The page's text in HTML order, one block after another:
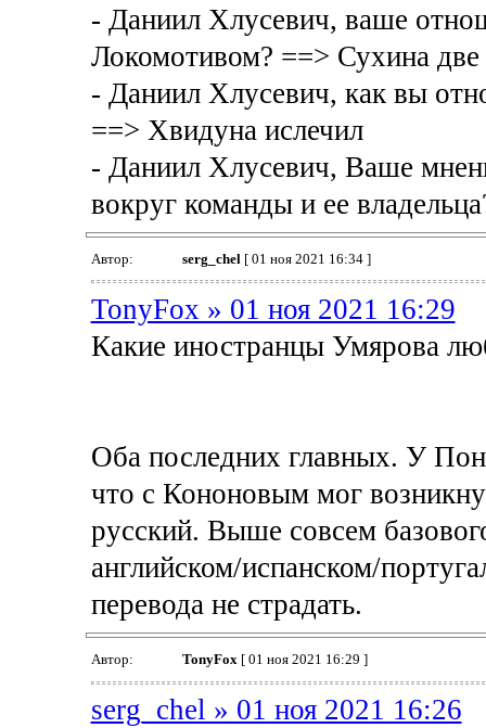
- Даниил Хлусевич, ваше
Локомотивом? ==> Сухина две
- Даниил Хлусевич, как вы
==> Хвидуна ислечил
- Даниил Хлусевич, Ваше
вокруг команды и ее
Автор: serg_chel [ 01 ноя 2021 16:34 ]
TonyFox » 01 ноя 2021 16:29
Какие иностранцы Умярова
Оба последних главных. У
что с Кононовым мог
русский. Выше совсем
английском/испанском/
перевода не страдать.
Автор: TonyFox[ 01 ноя 2021 16:29 ]
serg_chel » 01 ноя 2021 16:26